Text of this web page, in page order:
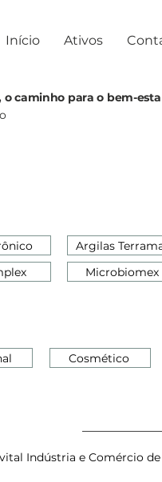
o caminho para o bem-
Início Ativos
Argilas
Microbiomex
Cosmético
Indústria e Comércio de